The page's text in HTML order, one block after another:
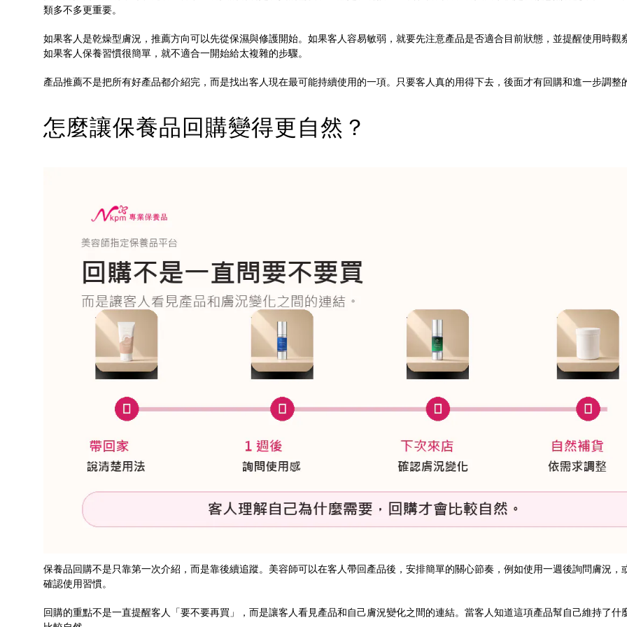
類多不多更重要。
如果客人是乾燥型膚況，推薦方向可以先從保濕與修護開始。如果客人容易敏弱，就要先注意產品是否適合目前狀態，並提醒使用時觀
如果客人保養習慣很簡單，就不適合一開始給太複雜的步驟。
產品推薦不是把所有好產品都介紹完，而是找出客人現在最可能持續使用的一項。只要客人真的用得下去，後面才有回購和進一步調整
怎麼讓保養品回購變得更自然？
保養品回購不是只靠第一次介紹，而是靠後續追蹤。美容師可以在客人帶回產品後，安排簡單的關心節奏，例如使用一週後詢問膚況，
確認使用習慣。
回購的重點不是一直提醒客人「要不要再買」，而是讓客人看見產品和自己膚況變化之間的連結。當客人知道這項產品幫自己維持了什